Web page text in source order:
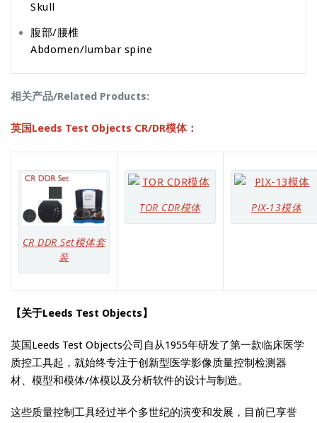
Skull
腹部/腰椎
Abdomen/lumbar spine
相关产品/Related Products:
英国Leeds Test Objects CR/DR模体：
CR DDR Set模体套
装
TOR CDR模体 PIX-13模体
【关于Leeds Test Objects】
英国Leeds Test Objects公司自从1955年研发了第一款临床医学
质控工具起，就始终专注于创新型医学影像质量控制检测器
材、模型和模体/体模以及分析软件的设计与制造。
这些质量控制工具经过半个多世纪的演变和发展，目前已享誉